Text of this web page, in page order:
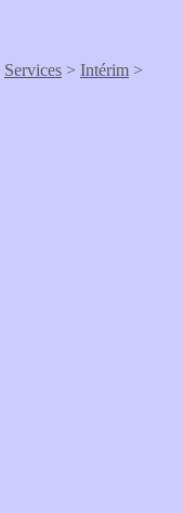
Services > Intérim >